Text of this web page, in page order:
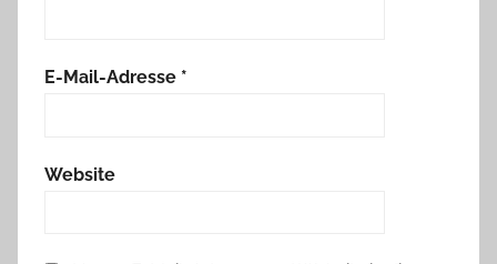
E-Mail-Adresse *
Website